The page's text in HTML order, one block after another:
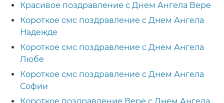
Красивое поздравление с Днем Ангела Вере
Короткое смс поздравление с Днем Ангела
Надежде
Короткое смс поздравление с Днем Ангела
Любе
Короткое смс поздравление с Днем Ангела
Софии